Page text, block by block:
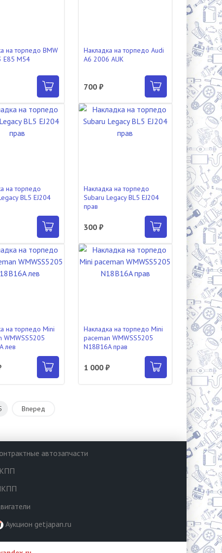
на торпедо BMW
E85 M54
Накладка на торпедо Audi
A6 2006 AUK
700 ₽
на торпедо
BL5 EJ204
Накладка на торпедо
Subaru Legacy BL5 EJ204
прав
300 ₽
на торпедо Mini
WMWSS5205
лев
Накладка на торпедо Mini
paceman WMWSS5205
N18B16A прав
1 000 ₽
Вперед
автозапчасти
Аукцион getjapan.ru